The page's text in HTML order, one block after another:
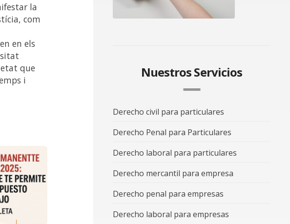
la
com
en els
que
i
Nuestros Servicios
Derecho civil para particulares
Derecho Penal para Particulares
Derecho laboral para particulares
Derecho mercantil para empresa
Derecho penal para empresas
Derecho laboral para empresas